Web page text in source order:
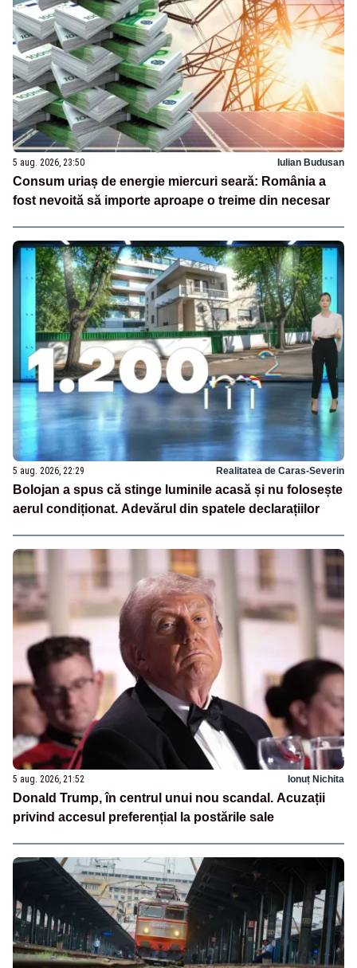
5 aug. 2026, 23:50 Iulian Budusan
Consum uriaș de energie miercuri seară: România a
fost nevoită să importe aproape o treime din necesar
5 aug. 2026, 22:29 Realitatea de Caras-Severin
Bolojan a spus că stinge luminile acasă și nu folosește
aerul condiționat. Adevărul din spatele declarațiilor
5 aug. 2026, 21:52 Ionuț Nichita
Donald Trump, în centrul unui nou scandal. Acuzații
privind accesul preferențial la postările sale